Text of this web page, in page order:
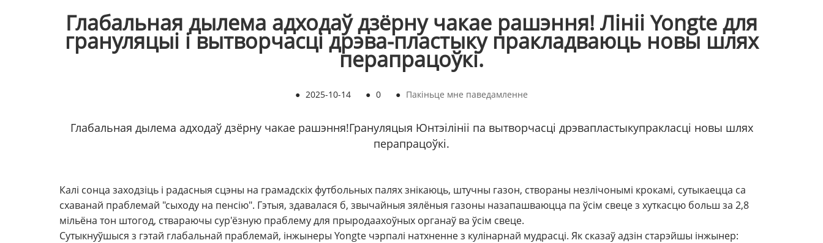
Глабальная дылема адходаў дзёрну чакае рашэння! Лініі Yongte для
грануляцыі і вытворчасці дрэва-пластыку пракладваюць новы шлях
перапрацоўкі.
● 2025-10-14 ● 0 ● Пакіньце мне паведамленне
Глабальная дылема адходаў дзёрну чакае рашэння!Грануляцыя Юнтэілініі па вытворчасці дрэвапластыкупракласці новы шлях
перапрацоўкі.
Калі сонца заходзіць і радасныя сцэны на грамадскіх футбольных палях знікаюць, штучны газон, створаны незлічонымі крокамі, сутыкаецца са
схаванай праблемай "сыходу на пенсію". Гэтыя, здавалася б, звычайныя зялёныя газоны назапашваюцца па ўсім свеце з хуткасцю больш за 2,8
мільёна тон штогод, ствараючы сур'ёзную праблему для прыродаахоўных органаў ва ўсім свеце.
Сутыкнуўшыся з гэтай глабальнай праблемай, інжынеры Yongte чэрпалі натхненне з кулінарнай мудрасці. Як сказаў адзін старэйшы інжынер: